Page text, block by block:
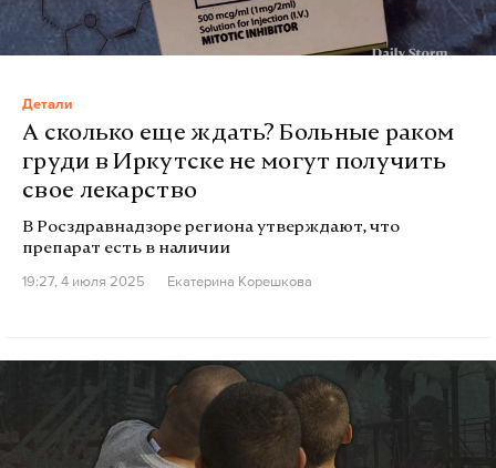
Детали
А сколько еще ждать? Больные раком
груди в Иркутске не могут получить
свое лекарство
В Росздравнадзоре региона утверждают, что
препарат есть в наличии
19:27, 4 июля 2025
Екатерина Корешкова